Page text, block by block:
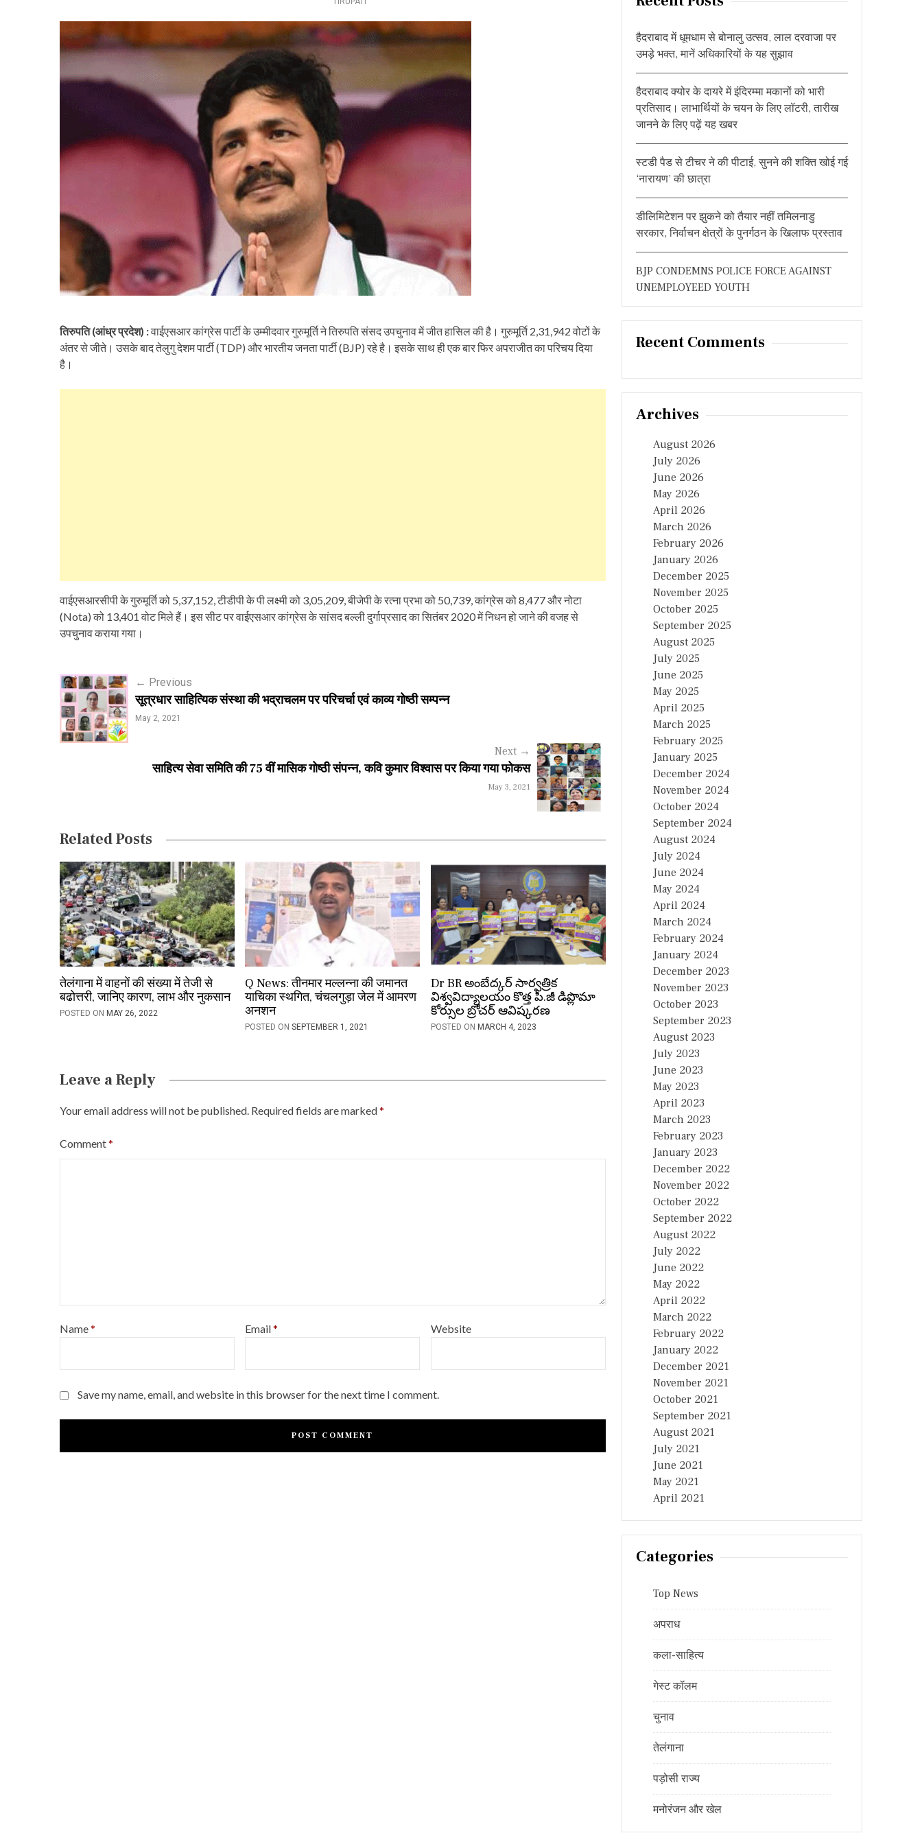
तिरुपति (आंध्र प्रदेश) :वाईएसआर कांग्रेस पार्टी के उम्मीदवार गुरुमूर्ति ने तिरुपति संसद उपचुनाव में जीत हासिल की है। गुरुमूर्ति 2,31,942 वोटों के
अंतर से जीते। उसके बाद तेलुगु देशम पार्टी (TDP) और भारतीय जनता पार्टी (BJP) रहे है। इसके साथ ही एक बार फिर अपराजीत का परिचय दिया
है।
वाईएसआरसीपी के गुरुमूर्ति को 5,37,152, टीडीपी के पी लक्ष्मी को 3,05,209, बीजेपी के रत्ना प्रभा को 50,739, कांग्रेस को 8,477 और नोटा
(Nota) को 13,401 वोट मिले हैं। इस सीट पर वाईएसआर कांग्रेस के सांसद बल्ली दुर्गाप्रसाद का सितंबर 2020 में निधन हो जाने की वजह से
उपचुनाव कराया गया।
P
o
s
v
i
g
a
t
i
o
n
← Previous
सूत्रधार साहित्यिक संस्था की भद्राचलम पर परिचर्चा एवं काव्य गोष्ठी सम्पन्न
May 2, 2021
Next →
साहित्य सेवा समिति की 75 वीं मासिक गोष्ठी संपन्न, कवि कुमार विश्वास पर किया गया फोकस
May 3, 2021
Related Posts
तेलंगाना में वाहनों की संख्या में तेजी से
बढोत्तरी, जानिए कारण, लाभ और नुकसान
POSTED ON MAY 26, 2022
Q News: तीनमार मल्लन्ना की जमानत
याचिका स्थगित, चंचलगुड़ा जेल में आमरण
अनशन
POSTED ONSEPTEMBER 1, 2021
Dr BR అంబేద్కర్ సార్వత్రిక
విశ్వవిద్యాలయం కొత్త పీ.జీ డిప్లొమా
కోర్సుల బ్రోచర్ ఆవిష్కరణ
POSTED ON MARCH 4, 2023
Leave a Reply
Your email address will not be published. Required fields are marked*
Comment*
Name* Email* Website
Save my name, email, and website in this browser for the next time I comment.
हैदराबाद में धूमधाम से बोनालु उत्सव, लाल दरवाजा पर
उमड़े भक्त, मानें अधिकारियों के यह सुझाव
हैदराबाद क्योर के दायरे में इंदिरम्मा मकानों को भारी
प्रतिसाद। लाभार्थियों के चयन के लिए लॉटरी, तारीख
जानने के लिए पढ़ें यह खबर
स्टडी पैड से टीचर ने की पीटाई, सुनने की शक्ति खोई गई
‘नारायण’ की छात्रा
डीलिमिटेशन पर झुकने को तैयार नहीं तमिलनाडु
सरकार, निर्वाचन क्षेत्रों के पुनर्गठन के खिलाफ प्रस्ताव
BJP CONDEMNS POLICE FORCE AGAINST
UNEMPLOYEED YOUTH
Recent Comments
Archives
August 2026
July 2026
June 2026
May 2026
April 2026
March 2026
February 2026
January 2026
December 2025
November 2025
October 2025
September 2025
August 2025
July 2025
June 2025
May 2025
April 2025
March 2025
February 2025
January 2025
December 2024
November 2024
October 2024
September 2024
August 2024
July 2024
June 2024
May 2024
April 2024
March 2024
February 2024
January 2024
December 2023
November 2023
October 2023
September 2023
August 2023
July 2023
June 2023
May 2023
April 2023
March 2023
February 2023
January 2023
December 2022
November 2022
October 2022
September 2022
August 2022
July 2022
June 2022
May 2022
April 2022
March 2022
February 2022
January 2022
December 2021
November 2021
October 2021
September 2021
August 2021
July 2021
June 2021
May 2021
April 2021
Categories
Top News
अपराध
कला-साहित्य
गेस्ट कॉलम
चुनाव
तेलंगाना
पड़ोसी राज्य
मनोरंजन और खेल